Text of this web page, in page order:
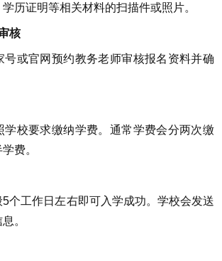
学历证明等相关材料的扫描件或照片。
核
号或官网预约教务老师审核报名资料并确
学校要求缴纳学费。通常学费会分两次缴
费。
个工作日左右即可入学成功。学校会发送
。